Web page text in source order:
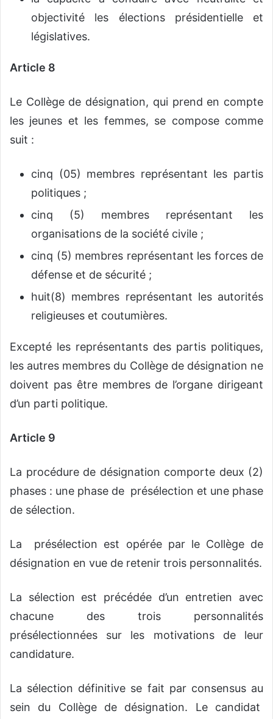
objectivité les élections présidentielle et
législatives.
Article 8
Le Collège de désignation, qui prend en compte
les jeunes et les femmes, se compose comme
suit :
cinq (05) membres représentant les partis
politiques ;
cinq (5) membres représentant les
organisations de la société civile ;
cinq (5) membres représentant les forces de
défense et de sécurité ;
huit(8) membres représentant les autorités
religieuses et coutumières.
Excepté les représentants des partis politiques,
les autres membres du Collège de désignation ne
doivent pas être membres de l’organe dirigeant
d’un parti politique.
Article 9
La procédure de désignation comporte deux (2)
phases : une phase de présélection et une phase
de sélection.
La présélection est opérée par le Collège de
désignation en vue de retenir trois personnalités.
La sélection est précédée d’un entretien avec
chacune des trois personnalités
présélectionnées sur les motivations de leur
candidature.
La sélection définitive se fait par consensus au
sein du Collège de désignation. Le candidat